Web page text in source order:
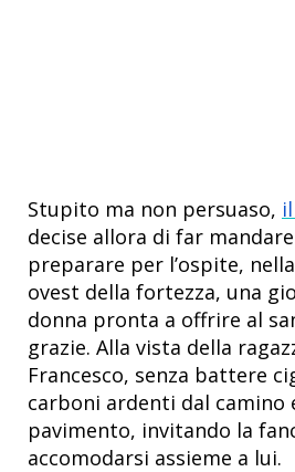
Stupito ma non persuaso,
decise allora di far
preparare per l’ospite,
ovest della fortezza, una
donna pronta a offrire al
grazie. Alla vista della
Francesco, senza battere
carboni ardenti dal camino
pavimento, invitando la
accomodarsi assieme a lui.